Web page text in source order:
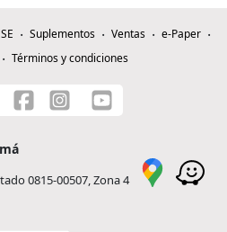
Suplementos Ventas
e-Paper
Términos y condiciones
0815-00507, Zona 4